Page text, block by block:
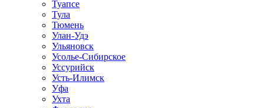
Туапсе
Тула
Тюмень
Улан-Удэ
Ульяновск
Усолье-Сибирское
Уссурийск
Усть-Илимск
Уфа
Ухта